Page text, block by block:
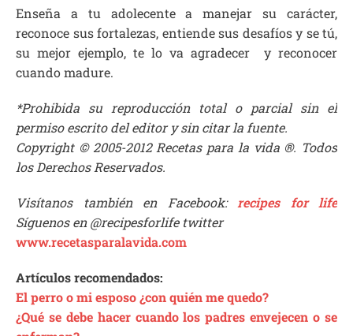
Enseña a tu adolecente a manejar su carácter,
reconoce sus fortalezas, entiende sus desafíos y se tú,
su mejor ejemplo, te lo va agradecer y reconocer
cuando madure.
*Prohibida su reproducción total o parcial sin el
permiso escrito del editor y sin citar la fuente.
Copyright © 2005-2012 Recetas para la vida ®. Todos
los Derechos Reservados.
Visítanos también en Facebook: recipes for life
Síguenos en @recipesforlife twitter
www.recetasparalavida.com
Artículos recomendados:
El perro o mi esposo ¿con quién me quedo?
¿Qué se debe hacer cuando los padres envejecen o se